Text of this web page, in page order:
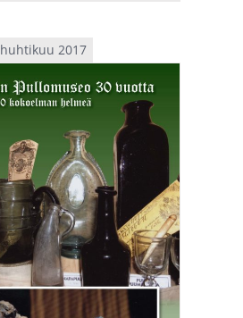
huhtikuu 2017